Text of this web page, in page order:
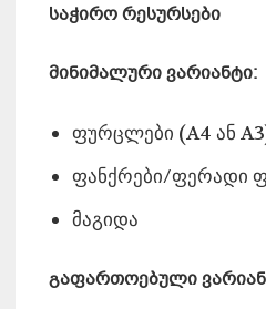
საჭირო რესურსები
მინიმალური ვარიანტი:
ფურცლები (A4 ან
ფანქრები/ფერადი
მაგიდა
გაფართოებული